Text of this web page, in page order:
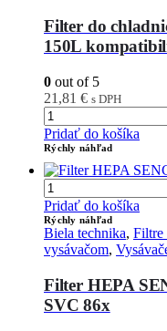
Filter do
150L
0 out of 5
21,81 € s DPH
Pridať do košíka
Rýchly náhľad
Pridať do košíka
Rýchly náhľad
Biela technika, Filtre
vysávačom,
Filter HEPA
SVC 86x